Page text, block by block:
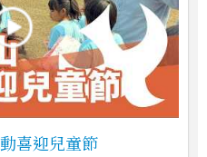
喜迎兒童節